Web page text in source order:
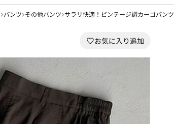
パンツ その他パンツ サラリ快適！ビンテージ調カーゴパンツ